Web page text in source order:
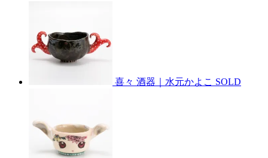
喜々 酒器｜水元かよこ SOLD